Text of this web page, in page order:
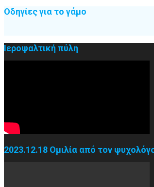
Οδηγίες για το γάμο
Ιεροψαλτική πύλη
2023.12.18 Ομιλία από τον